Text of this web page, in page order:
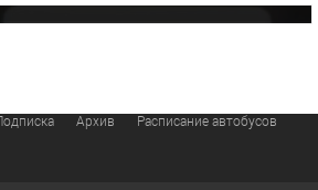
Архив Расписание автобусов